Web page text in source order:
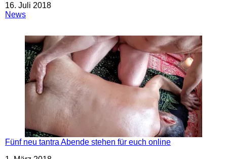
Datum
16. Juli 2018
In Bezug auf
News
Fünf neu tantra Abende stehen für euch online